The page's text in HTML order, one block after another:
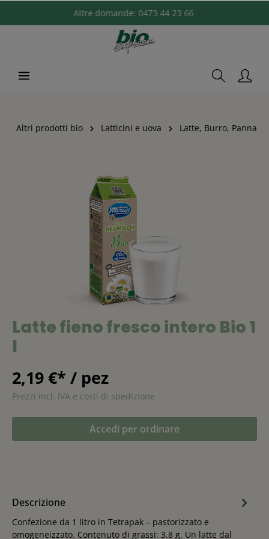
Altre domande: 0473 44 23 66
Altri prodotti bio Latticini e uova Latte, Burro, Panna
Latte fieno fresco intero Bio 1
l
2,19 €* / pez
Prezzi incl. IVA e costi di spedizione
Accedi per ordinare
Descrizione
Confezione da 1 litro in Tetrapak – pastorizzato e
omogeneizzato. Contenuto di grassi: 3,8 g. Un latte dal